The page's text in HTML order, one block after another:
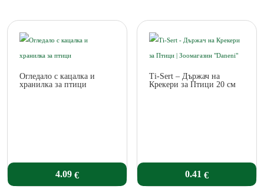
Огледало с кацалка и
хранилка за птици
4.09 €
Ti-Sert – Държач на
Крекери за Птици 20 см
0.41€